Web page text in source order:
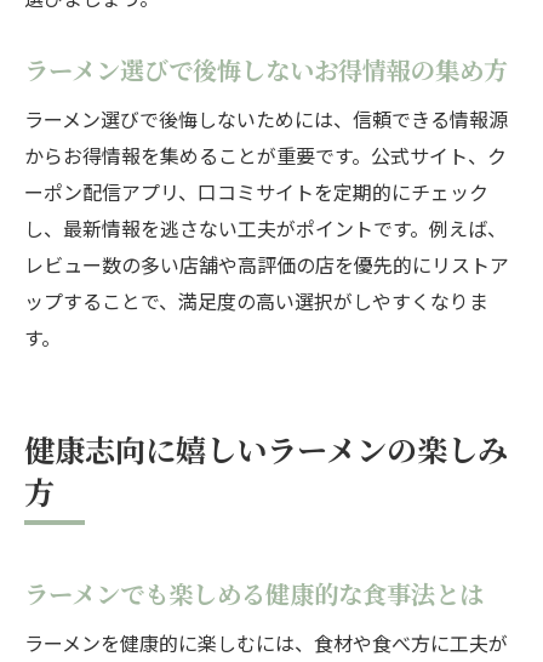
ラーメン選びで後悔しないお得情報の集め方
ラーメン選びで後悔しないためには、信頼できる情報源
からお得情報を集めることが重要です。公式サイト、ク
ーポン配信アプリ、口コミサイトを定期的にチェック
し、最新情報を逃さない工夫がポイントです。例えば、
レビュー数の多い店舗や高評価の店を優先的にリストア
ップすることで、満足度の高い選択がしやすくなりま
す。
健康志向に嬉しいラーメンの楽しみ
方
ラーメンでも楽しめる健康的な食事法とは
ラーメンを健康的に楽しむには、食材や食べ方に工夫が